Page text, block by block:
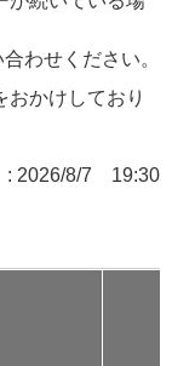
わせください。
おかけしており
: 2026/8/7 19:30